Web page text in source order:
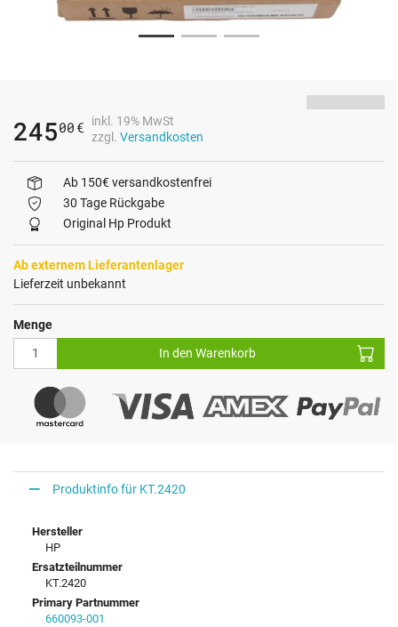
24500 €
inkl. 19% MwSt
zzgl. Versandkosten
Ab 150€ versandkostenfrei
30 Tage Rückgabe
Original Hp Produkt
Ab externem Lieferantenlager
Lieferzeit unbekannt
Menge
In den Warenkorb
Produktinfo für KT.2420
Hersteller
HP
Ersatzteilnummer
KT.2420
Primary Partnummer
660093-001